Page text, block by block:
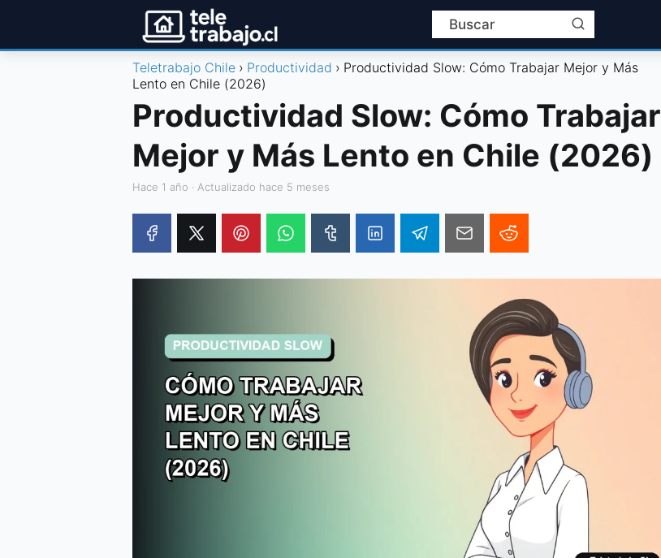
Teletrabajo Chile Productividad
Productividad Slow: Cómo Trabajar Mejor y Más
Lento en Chile (2026)
Productividad Slow: Cómo Trabajar
Mejor y Más Lento en Chile (2026)
hace 1 año · Actualizado hace 5 meses